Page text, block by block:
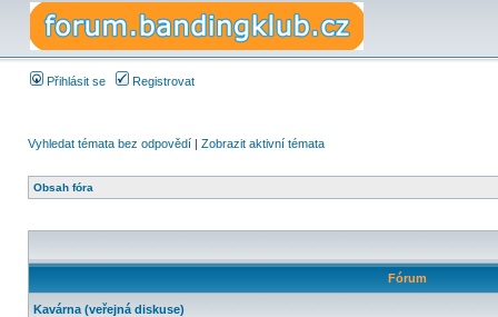
Přihlásit se Registrovat
Vyhledat témata bez odpovědí | Zobrazit aktivní témata
Obsah fóra
Fórum
Kavárna (veřejná diskuse)